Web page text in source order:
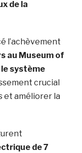
de la
l’achèvement
au Museum of
système
crucial
et améliorer la
de 7